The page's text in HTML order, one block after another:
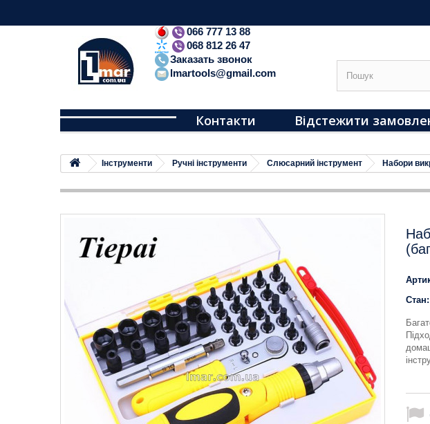
066 777 13 88
068 812 26 47
Заказать звонок
lmartools@gmail.com
Контакти Відстежити
Iнструменти Ручні інструменти Слюсарний інструмент Набори
Стан: